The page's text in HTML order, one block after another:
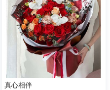
真心相伴